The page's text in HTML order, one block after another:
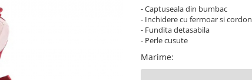
- Captuseala din bumbac
- Inchidere cu fermoar si cordon
- Fundita detasabila
- Perle cusute
Marime: